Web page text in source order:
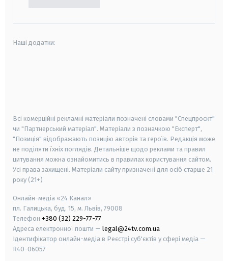
Наші додатки:
Всі комерційні рекламні матеріали позначені словами "Спецпроєкт"
чи "Партнерський матеріал". Матеріали з позначкою "Експерт",
"Позиція" відображають позицію авторів та героїв. Редакція може
не поділяти їхніх поглядів. Детальніше щодо реклами та правил
цитування можна ознайомитись в правилах користування сайтом.
Усі права захищені. Матеріали сайту призначені для осіб старше 21
року (21+)
Онлайн-медіа «24 Канал»
пл. Галицька, буд. 15, м. Львів, 79008
Телефон +380 (32) 229-77-77
Адреса електронної пошти — legal@24tv.com.ua
Ідентифікатор онлайн-медіа в Реєстрі суб'єктів у сфері медіа —
R40-06057